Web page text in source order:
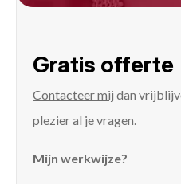
Gratis offerte
Contacteer mij dan
plezier al je vragen.
Mijn werkwijze?